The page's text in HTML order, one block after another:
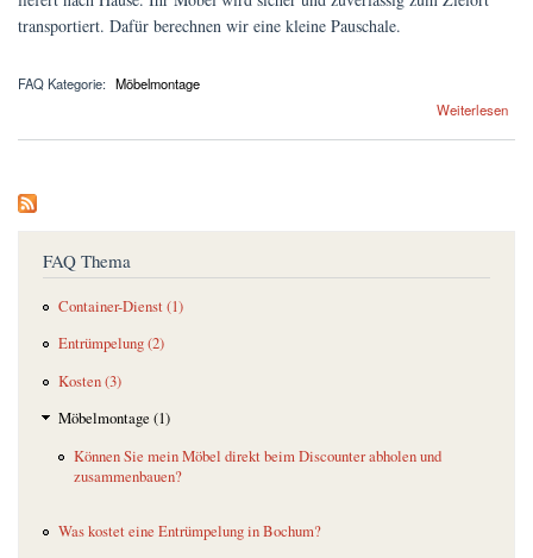
Preise
FAQs
transportiert. Dafür berechnen wir eine kleine Pauschale.
FAQ Kategorie: Möbelmontage
Weiterlesen
über Können Sie mein Möbel direkt beim Discounter abholen und zusammenbauen?
FAQ Thema
Container-Dienst (1)
Entrümpelung (2)
Kosten (3)
Möbelmontage (1)
Können Sie mein Möbel direkt beim Discounter abholen und
zusammenbauen?
Was kostet eine Entrümpelung in Bochum?